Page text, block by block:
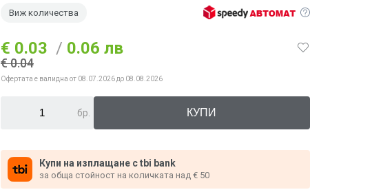
Виж количества
€ 0.03 / 0.06 лв
€ 0.04
Офертата е валидна от 08.07.2026 до 08.08.2026
бр.
Купи на изплащане с tbi bank
за обща стойност на количката над € 50